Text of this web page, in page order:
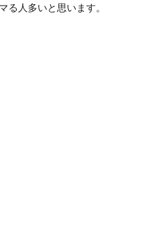
る人多いと思います。